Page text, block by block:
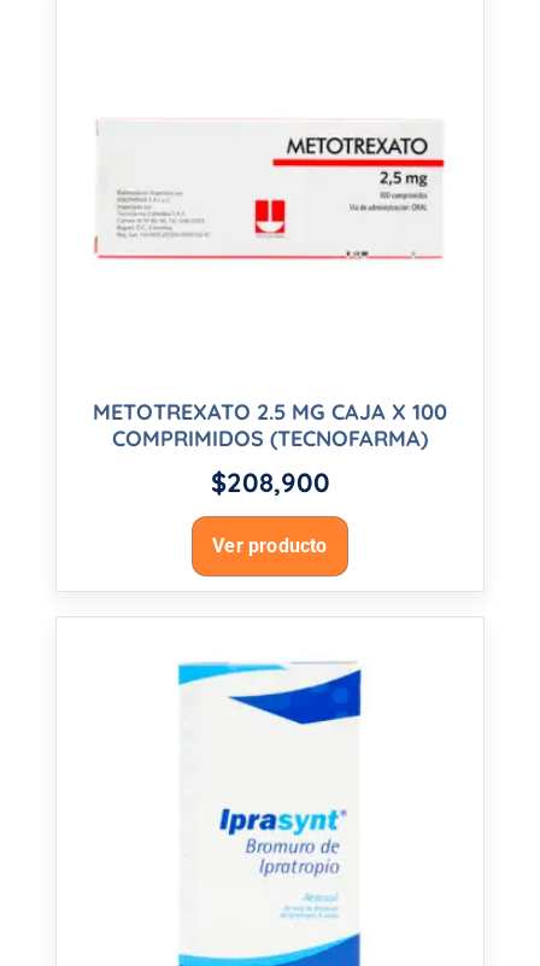
METOTREXATO 2.5 MG CAJA X 100
COMPRIMIDOS (TECNOFARMA)
$208,900
Ver producto